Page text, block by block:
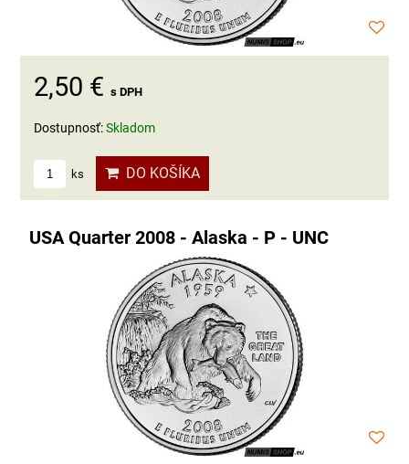
2,50 € s DPH
Dostupnosť:Skladom
ks DO KOŠÍKA
USA Quarter 2008 - Alaska - P - UNC